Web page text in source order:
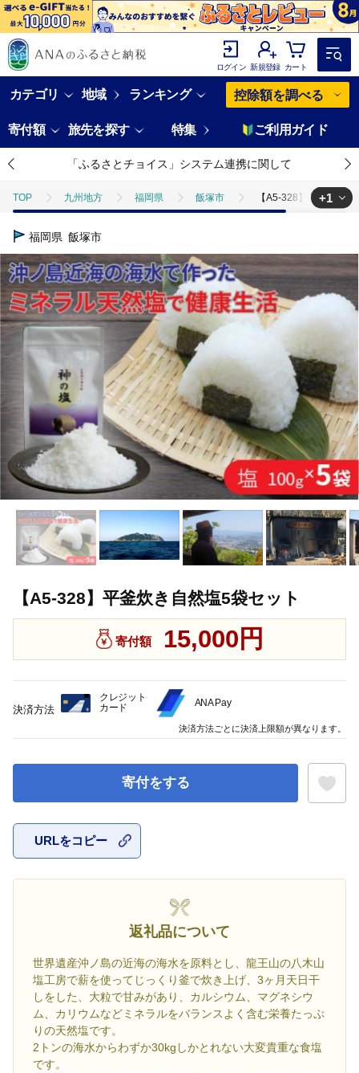
ログイン 新規登録 カート
カテゴリ 地域 ランキング 控除額を調べる
寄付額 旅先を探す 特集 ご利用ガイド
「ふるさとチョイス」システム連携に関して
TOP 九州地方 福岡県 飯塚市 【A5-328】平釜炊き
TOP
+1
福岡県 飯塚市
【A5-328】平釜炊き自然塩5袋セット
寄付額 15,000円
寄付をする
URLをコピー
返礼品について
世界遺産沖ノ島の近海の海水を原料とし、龍王山の八木山
塩工房で薪を使ってじっくり釜で炊き上げ、3ヶ月天日干
しをした、大粒で甘みがあり、カルシウム、マグネシウ
ム、カリウムなどミネラルをバランスよく含む栄養たっぷ
りの天然塩です。
2トンの海水からわずか30kgしかとれない大変貴重な食塩
です。
決済方法
クレジット
カード
ANA Pay
決済方法ごとに決済上限額が異なります。